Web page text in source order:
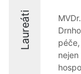
Laureáti